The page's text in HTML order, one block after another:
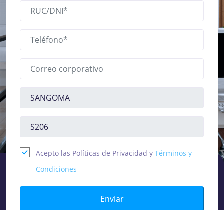
Acepto las Políticas de Privacidad y Términos y
Condiciones
Enviar